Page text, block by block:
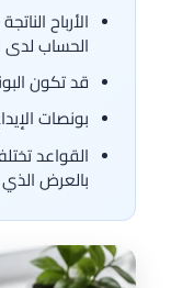
الأرباح
الحساب لدى XM
قد تكون البونصات
بونصات
بالعرض